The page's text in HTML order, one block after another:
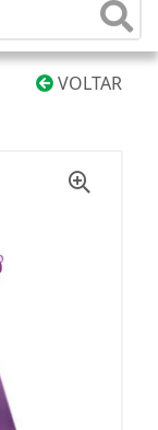
VOLTAR